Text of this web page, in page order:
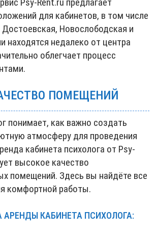
для кабинетов, в том числе
Новослободская и
находятся недалеко от центра
облегчает процесс
ПОМЕЩЕНИЙ
понимает, как важно создать
атмосферу для проведения
кабинета психолога от Psy-
высокое качество
помещений. Здесь вы найдёте все
комфортной работы.
КАБИНЕТА ПСИХОЛОГА: